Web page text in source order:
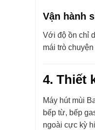
Vận hành
Với độ ồn chỉ
mái trò
4. Thiết
Máy hút mùi
bếp từ, bếp
ngoài cực kỳ